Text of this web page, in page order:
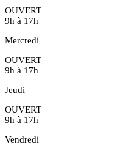
OUVERT
9h à 17h
Mercredi
OUVERT
9h à 17h
Jeudi
OUVERT
9h à 17h
Vendredi